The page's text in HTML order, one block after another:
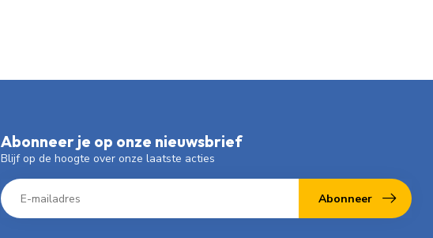
Abonneer je op onze nieuwsbrief
Blijf op de hoogte over onze laatste acties
Abonneer